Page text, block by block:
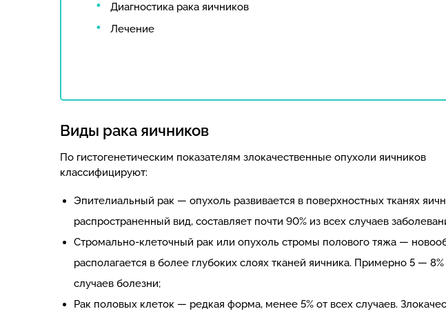
Диагностика рака яичников
Лечение
Виды рака яичников
По гистогенетическим показателям злокачественные опухоли яичников
классифицируют:
Эпителиальный рак — опухоль развивается в поверхностных тканях
распространенный вид, составляет почти 90% из всех случаев
Стромально-клеточный рак или опухоль стромы полового тяжа —
располагается в более глубоких слоях тканей яичника. Примерно 5 — 8%
случаев болезни;
Рак половых клеток — редкая форма, менее 5% от всех случаев.